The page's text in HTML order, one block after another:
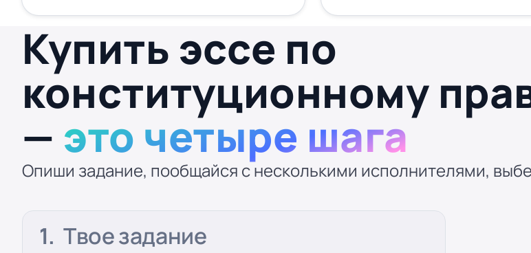
Купить эссе по
конституционному
— это четыре шага
Опиши задание, пообщайся с несколькими исполнителями,
Твое задание